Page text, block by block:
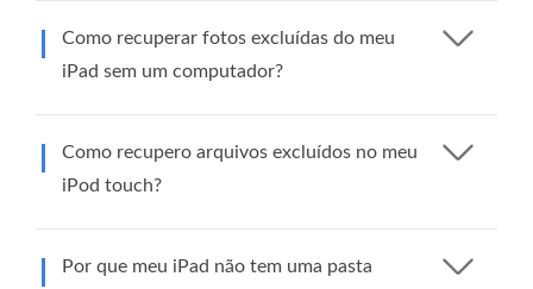
Como recuperar fotos excluídas do meu
iPad sem um computador?
Como recupero arquivos excluídos no meu
iPod touch?
Por que meu iPad não tem uma pasta